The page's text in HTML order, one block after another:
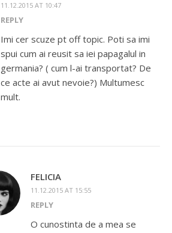
11.12.2015 AT 10:47
REPLY
Imi cer scuze pt off topic. Poti sa imi
spui cum ai reusit sa iei papagalul in
germania? ( cum l-ai transportat? De
ce acte ai avut nevoie?) Multumesc
mult.
FELICIA
11.12.2015 AT 15:55
REPLY
O cunostinta de a mea se